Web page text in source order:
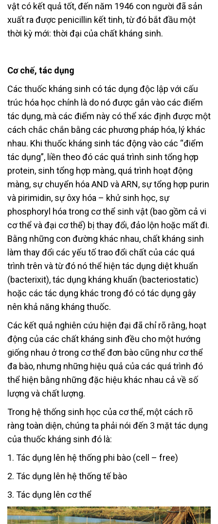
vật có kết quả tốt, đến năm 1946 con người đã sản
xuất ra được penicillin kết tinh, từ đó bắt đầu một
thời kỳ mới: thời đại của chất kháng sinh.
Cơ chế, tác dụng
Các thuốc kháng sinh có tác dụng độc lập với cấu
trúc hóa học chính là do nó được gắn vào các điểm
tác dụng, mà các điểm này có thể xác định được một
cách chắc chắn bằng các phương pháp hóa, lý khác
nhau. Khi thuốc kháng sinh tác động vào các “điểm
tác dụng”, liền theo đó các quá trình sinh tổng hợp
protein, sinh tổng hợp màng, quá trình hoạt động
màng, sự chuyển hóa AND và ARN, sự tổng hợp purin
và pirimidin, sự ôxy hóa – khử sinh học, sự
phosphoryl hóa trong cơ thể sinh vật (bao gồm cả vi
cơ thể và đại cơ thể) bị thay đổi, đảo lộn hoặc mất đi.
Bằng những con đường khác nhau, chất kháng sinh
làm thay đổi các yếu tố trao đổi chất của các quá
trình trên và từ đó nó thể hiện tác dụng diệt khuẩn
(bacterixit), tác dụng kháng khuẩn (bacteriostatic)
hoặc các tác dụng khác trong đó có tác dụng gây
nên khả năng kháng thuốc.
Các kết quả nghiên cứu hiện đại đã chỉ rõ rằng, hoạt
động của các chất kháng sinh đều cho một hướng
giống nhau ở trong cơ thể đơn bào cũng như cơ thể
đa bào, nhưng những hiệu quả của các quá trình đó
thể hiện bằng những đặc hiệu khác nhau cả về số
lượng và chất lượng.
Trong hệ thống sinh học của cơ thể, một cách rõ
ràng toàn diện, chúng ta phải nói đến 3 mặt tác dụng
của thuốc kháng sinh đó là:
1. Tác dụng lên hệ thống phi bào (cell – free)
2. Tác dụng lên hệ thống tế bào
3. Tác dụng lên cơ thể